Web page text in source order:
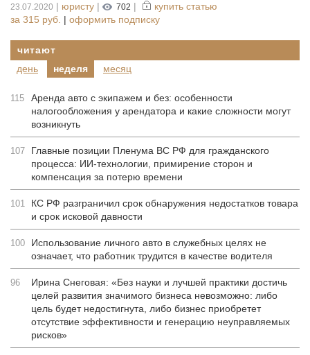
23.07.2020 | юристу | 702 |
купить статью
за 315 руб. | оформить подписку
читают
день
неделя месяц
115
Аренда авто с экипажем и без: особенности
налогообложения у арендатора и какие сложности могут
возникнуть
107
Главные позиции Пленума ВС РФ для гражданского
процесса: ИИ-технологии, примирение сторон и
компенсация за потерю времени
101
КС РФ разграничил срок обнаружения недостатков товара
и срок исковой давности
100
Использование личного авто в служебных целях не
означает, что работник трудится в качестве водителя
96
Ирина Снеговая: «Без науки и лучшей практики достичь
целей развития значимого бизнеса невозможно: либо
цель будет недостигнута, либо бизнес приобретет
отсутствие эффективности и генерацию неуправляемых
рисков»